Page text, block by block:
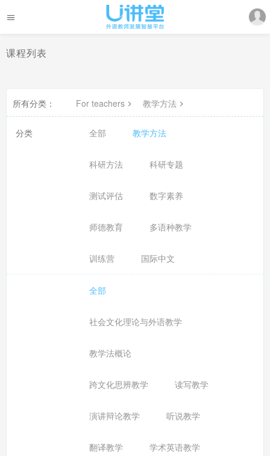
课程列表
所有分类： For teachers 教学方法
分类 全部 教学方法
科研方法 科研专题
测试评估 数字素养
师德教育 多语种教学
训练营 国际中文
全部
社会文化理论与外语教学
教学法概论
跨文化思辨教学 读写教学
演讲辩论教学 听说教学
翻译教学 学术英语教学